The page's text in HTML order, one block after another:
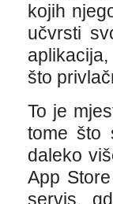
kojih
učvrsti
što
To je
tome što
daleko
App
servis,